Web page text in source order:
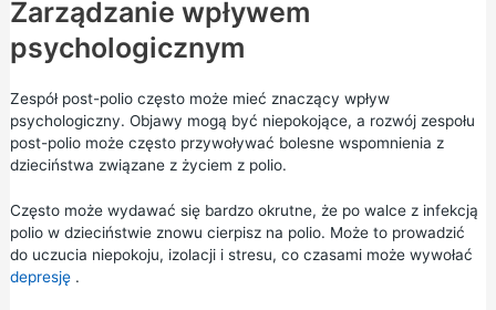
Zarządzanie wpływem
psychologicznym
Zespół post-polio często może mieć znaczący wpływ
psychologiczny. Objawy mogą być niepokojące, a rozwój zespołu
post-polio może często przywoływać bolesne wspomnienia z
dzieciństwa związane z życiem z polio.
Często może wydawać się bardzo okrutne, że po walce z infekcją
polio w dzieciństwie znowu cierpisz na polio. Może to prowadzić
do uczucia niepokoju, izolacji i stresu, co czasami może wywołać
depresję.